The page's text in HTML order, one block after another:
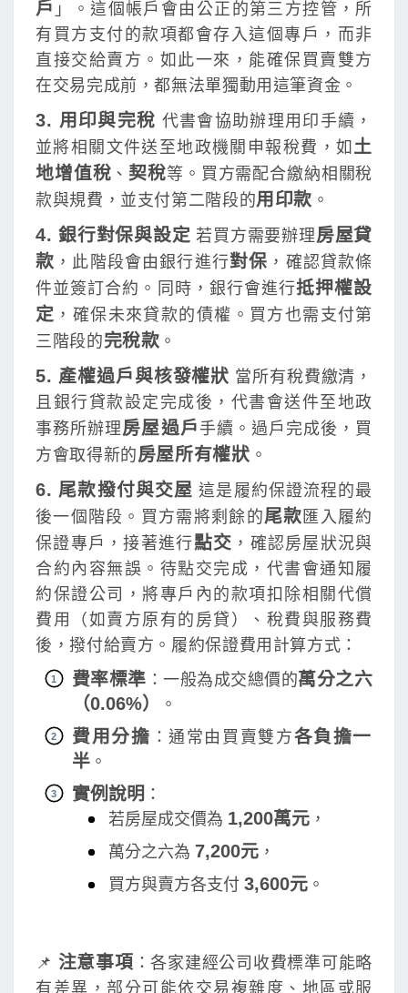
戶 」。這個帳戶會由公正的第三方控管，所
有買方支付的款項都會存入這個專戶，而非
直接交給賣方。如此一來，能確保買賣雙方
在交易完成前，都無法單獨動用這筆資金。
3. 用印與完稅 代書會協助辦理用印手續，
並將相關文件送至地政機關申報稅費，如 土
地增值稅 、契稅等。買方需配合繳納相關稅
款與規費，並支付第二階段的用印款 。
4. 銀行對保與設定 若買方需要辦理房屋貸
款 ，此階段會由銀行進行對保 ，確認貸款條
件並簽訂合約。同時，銀行會進行抵押權設
定 ，確保未來貸款的債權。買方也需支付第
三階段的完稅款 。
5. 產權過戶與核發權狀 當所有稅費繳清，
且銀行貸款設定完成後，代書會送件至地政
事務所辦理房屋過戶 手續。過戶完成後，買
方會取得新的房屋所有權狀 。
6. 尾款撥付與交屋 這是履約保證流程的最
後一個階段。買方需將剩餘的尾款 匯入履約
保證專戶，接著進行點交 ，確認房屋狀況與
合約內容無誤。待點交完成，代書會通知履
約保證公司，將專戶內的款項扣除相關代償
費用（如賣方原有的房貸）、稅費與服務費
後，撥付給賣方。履約保證費用計算方式：
費率標準 ：一般為成交總價的萬分之六
（0.06%）
。
費用分擔 ：通常由買賣雙方各負擔一
半 。
實例說明 ：
若房屋成交價為 1,200萬元 ，
萬分之六為 7,200元 ，
買方與賣方各支付 3,600元 。
📌 注意事項 ：各家建經公司收費標準可能略
有差異，部分可能依交易複雜度、地區或服